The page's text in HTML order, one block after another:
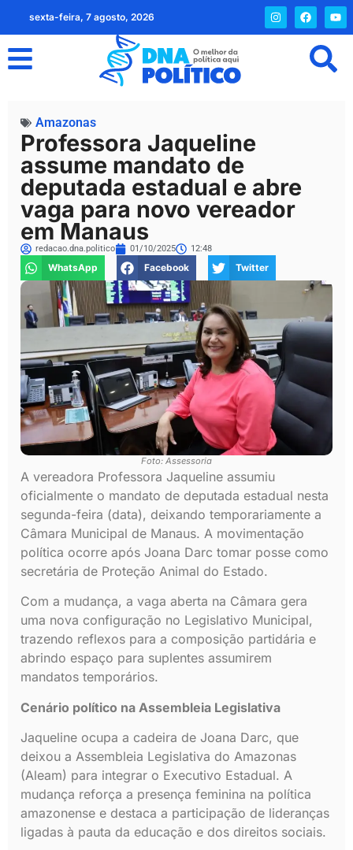
sexta-feira, 7 agosto, 2026
Amazonas
Professora Jaqueline
assume mandato de
deputada estadual e abre
vaga para novo vereador
em Manaus
redacao.dna.politico 01/10/2025 12:48
WhatsApp Facebook Twitter
Foto: Assessoria
A vereadora Professora Jaqueline assumiu
oficialmente o mandato de deputada estadual nesta
segunda-feira (data), deixando temporariamente a
Câmara Municipal de Manaus. A movimentação
política ocorre após Joana Darc tomar posse como
secretária de Proteção Animal do Estado.
Com a mudança, a vaga aberta na Câmara gera
uma nova configuração no Legislativo Municipal,
trazendo reflexos para a composição partidária e
abrindo espaço para suplentes assumirem
mandatos temporários.
Cenário político na Assembleia Legislativa
Jaqueline ocupa a cadeira de Joana Darc, que
deixou a Assembleia Legislativa do Amazonas
(Aleam) para integrar o Executivo Estadual. A
mudança reforça a presença feminina na política
amazonense e destaca a participação de lideranças
ligadas à pauta da educação e dos direitos sociais.